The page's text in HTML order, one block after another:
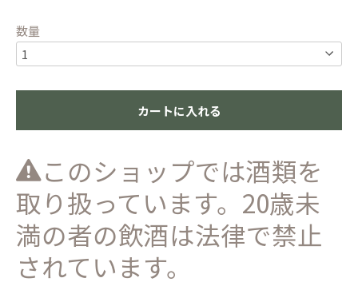
数量
カートに入れる
このショップでは酒類を
取り扱っています。20歳未
満の者の飲酒は法律で禁止
されています。